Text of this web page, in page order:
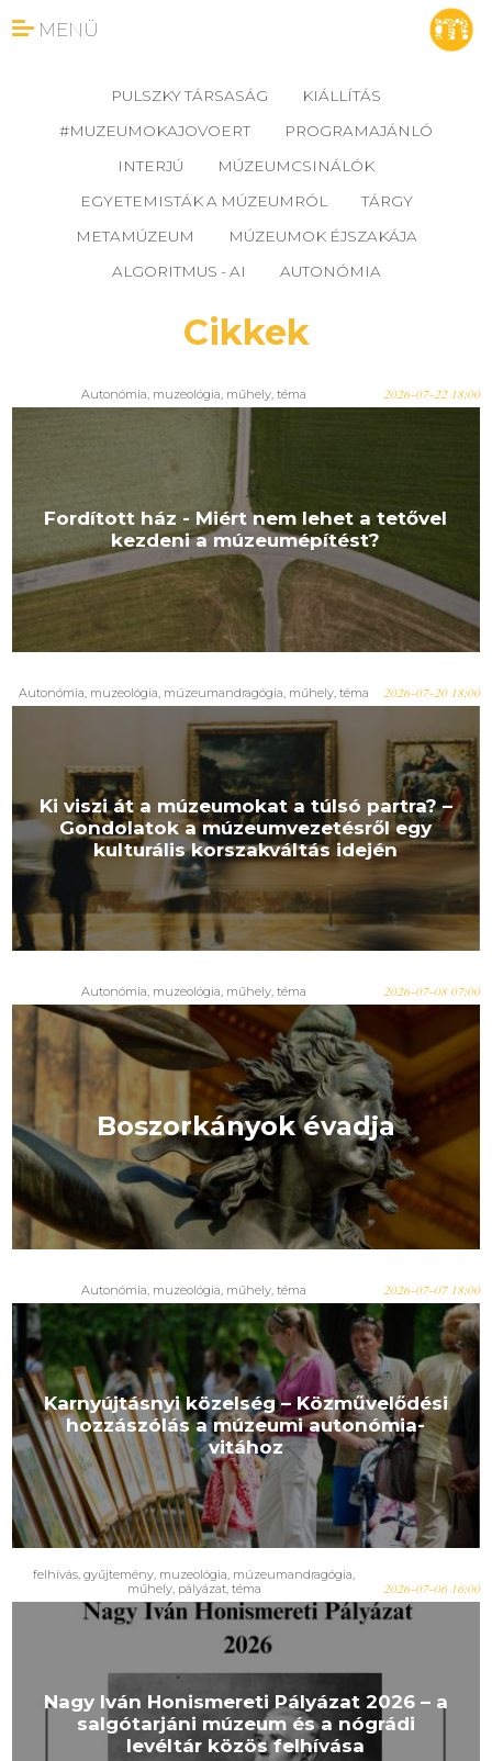
MENÜ
PULSZKY TÁRSASÁG
KIÁLLÍTÁS
#MUZEUMOKAJOVOERT
PROGRAMAJÁNLÓ
INTERJÚ
MÚZEUMCSINÁLÓK
EGYETEMISTÁK A MÚZEUMRÓL
TÁRGY
METAMÚZEUM
MÚZEUMOK ÉJSZAKÁJA
ALGORITMUS - AI
AUTONÓMIA
Cikkek
Autonómia, muzeológia, műhely, téma 2026-07-22 18:00
Fordított ház - Miért nem lehet a tetővel
kezdeni a múzeumépítést?
Autonómia, muzeológia, múzeumandragógia, műhely, téma 2026-07-20 18:00
Ki viszi át a múzeumokat a túlsó partra? –
Gondolatok a múzeumvezetésről egy
kulturális korszakváltás idején
Autonómia, muzeológia, műhely, téma 2026-07-08 07:00
Boszorkányok évadja
Autonómia muzeológia műhely téma 2026-07-07 18:00
Karnyújtásnyi közelség – Közművelődési
hozzászólás a múzeumi autonómia-
vitához
felhívás gyűjtemény muzeológia múzeumandragógia
műhely, pályázat, téma 2026-07-06 16:00
Nagy Iván Honismereti Pályázat 2026 – a
salgótarjáni múzeum és a nógrádi
levéltár közös felhívása